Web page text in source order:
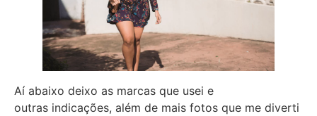
Aí abaixo deixo as marcas que usei e
outras indicações, além de mais fotos que me diverti